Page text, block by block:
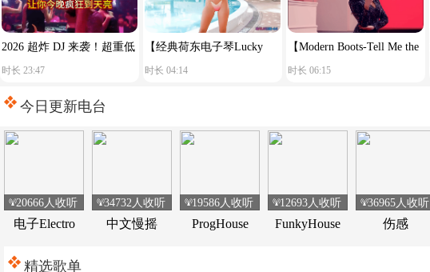
2026 超炸 DJ 来袭！超重低
音车载音乐，让你今晚疯狂
到天亮！
时长 23:47
【经典荷东电子琴Lucky
star】舒服节奏
时长 04:14
【Modern Boots-Tell Me the
Reason You Said Goodbye】
时长 06:15
今日更新电台
电子Electro
20666人收听
中文慢摇
34732人收听
ProgHouse
19586人收听
FunkyHouse
12693人收听
伤感
36965人收听
精选歌单